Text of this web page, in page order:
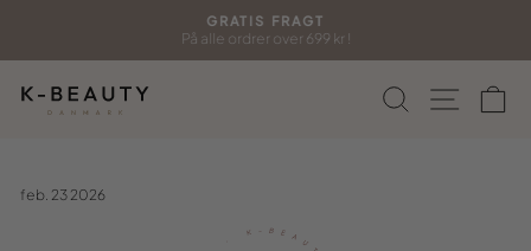
indhold
Sæt
GRATIS FRAGT
På alle ordrer over 699 kr !
Søg Side
feb. 23 2026